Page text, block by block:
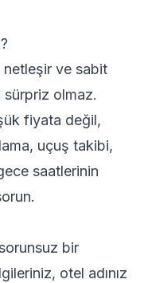
ve sabit
sürpriz olmaz.
fiyata değil,
uçuş takibi,
saatlerinin
bir
otel adınız